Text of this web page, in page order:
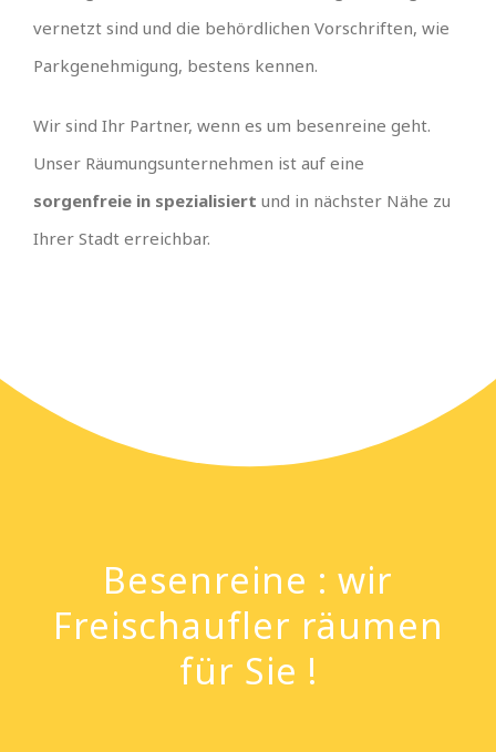
vernetzt sind und die behördlichen Vorschriften, wie
Parkgenehmigung, bestens kennen.
Wir sind Ihr Partner, wenn es um besenreine geht.
Unser Räumungsunternehmen ist auf eine
sorgenfreie in spezialisiert und in nächster Nähe zu
Ihrer Stadt erreichbar.
Besenreine : wir
Freischaufler räumen
für Sie !